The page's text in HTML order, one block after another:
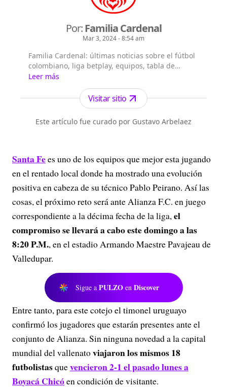
Por:Familia Cardenal
Mar 3, 2024 - 8:54 am
Familia Cardenal: últimas noticias sobre el fútbol
colombiano, liga betplay, equipos, tabla de
posiciones, hinchas y mucho más.
Leer más
Visitar sitio
Este artículo fue curado por Gustavo Arbelaez
Santa Fees uno de los equipos que mejor esta jugando
en el rentado local donde ha mostrado una evolución
positiva en cabeza de su técnico Pablo Peirano. Así las
cosas, el próximo reto será ante Alianza F.C. en juego
correspondiente a la décima fecha de la liga,el
compromiso se llevará a cabo este domingo a las
8:20 P.M., en el estadio Armando Maestre Pavajeau de
Valledupar.
Sigue a PULZO en Discover
Entre tanto, para este cotejo el timonel uruguayo
confirmó los jugadores que estarán presentes ante el
conjunto de Alianza. Sin ninguna novedad a la capital
mundial del vallenatoviajaron los mismos 18
futbolistasquevencieron 2-1 el pasado lunes a
Boyacá Chicóen condición de visitante.